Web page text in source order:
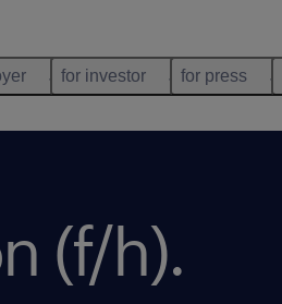
for investor for press
(f/h).